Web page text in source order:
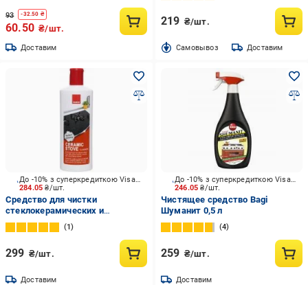
93 -32.50 ₴
60.50 ₴/шт.
Доставим
219 ₴/шт.
Cамовывоз Доставим
284.05₴/шт.
До -10% з суперкредиткою Visa Вигода
Средство для чистки
стеклокерамических и
стеклянных поверхностей Sano
0,3 л
1
299 ₴/шт.
Доставим
246.05₴/шт.
До -10% з суперкредиткою Visa Вигода
Чистящее средство Bagi
Шуманит 0,5 л
4
259 ₴/шт.
Доставим